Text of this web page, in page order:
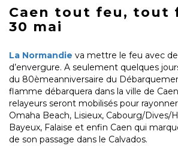
Caen tout feu, tout
30 mai
La Normandie va mettre le feu avec
d’envergure. A seulement quelques
du 80èmeanniversaire du
flamme débarquera dans la ville de
relayeurs seront mobilisés pour
Omaha Beach, Lisieux, Cabourg/Dives/
Bayeux, Falaise et enfin Caen qui
de son passage dans le Calvados.